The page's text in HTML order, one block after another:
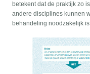
betekent dat de praktijk zo
andere disciplines kunnen
behandeling noodzakelijk